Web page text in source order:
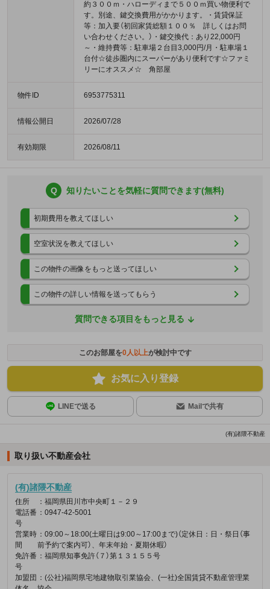
約３００ｍ・ハローディまで５００ｍ買い物便利で
す。別途、鍵交換費用がかかります。・賃貸保証
等：加入要（初回家賃総額１００％ 詳しくはお問
い合わせください。）・鍵交換代：あり22,000円
～・維持費等：駐車場２台目3,000円/月・駐車場１
台付☆徒歩圏内にスーパーがあり便利です☆ファミ
リーにオススメ☆ 角部屋
物件ID 6953775311
情報公開日 2026/07/28
有効期限 2026/08/11
Q 知りたいことを気軽に質問できます(無料)
初期費用を教えてほしい
空室状況を教えてほしい
この物件の画像をもっと送ってほしい
この物件の詳しい情報を送ってもらう
質問できる項目をもっと見る
このお部屋を0人以上が検討中です
お気に入り登録
LINEで送る Mailで共有
(有)諸隈不動産
取り扱い不動産会社
(有)諸隈不動産
住所
：福岡県田川市中央町１－２９
電話番
号
：0947-42-5001
営業時
間
：09:00～18:00(土曜日は9:00～17:00まで)（定休日：日・祭日（事
前予約で案内可）、年末年始・夏期休暇）
免許番
号
：福岡県知事免許（７）第１３１５５号
加盟団 ：(公社)福岡県宅地建物取引業協会、(一社)全国賃貸不動産管理業